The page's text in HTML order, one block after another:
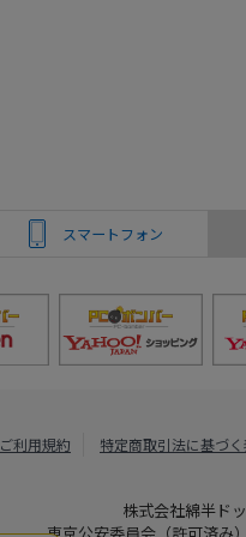
スマートフォン
ご利用規約 特定商取引法に基づ
株式会社綿半ド